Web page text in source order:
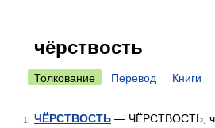
чёрствость
Толкование Перевод Книги
1 ЧЁРСТВОСТЬ — ЧЁРСТВОСТЬ,